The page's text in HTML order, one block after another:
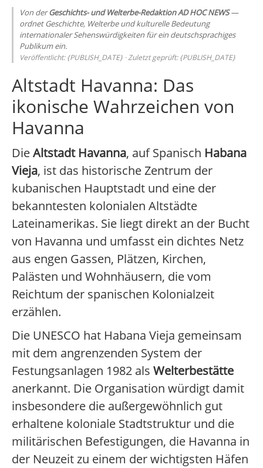
Von derGeschichts- und Welterbe-Redaktion AD HOC NEWS—
ordnet Geschichte, Welterbe und kulturelle Bedeutung
internationaler Sehenswürdigkeiten für ein deutschsprachiges
Publikum ein.
Veröffentlicht: {PUBLISH_DATE} · Zuletzt geprüft: {PUBLISH_DATE}
Altstadt Havanna: Das
ikonische Wahrzeichen von
Havanna
DieAltstadt Havanna, auf Spanisch Habana
Vieja, ist das historische Zentrum der
kubanischen Hauptstadt und eine der
bekanntesten kolonialen Altstädte
Lateinamerikas. Sie liegt direkt an der Bucht
von Havanna und umfasst ein dichtes Netz
aus engen Gassen, Plätzen, Kirchen,
Palästen und Wohnhäusern, die vom
Reichtum der spanischen Kolonialzeit
erzählen.
Die UNESCO hat Habana Vieja gemeinsam
mit dem angrenzenden System der
Festungsanlagen 1982 als Welterbestätte
anerkannt. Die Organisation würdigt damit
insbesondere die außergewöhnlich gut
erhaltene koloniale Stadtstruktur und die
militärischen Befestigungen, die Havanna in
der Neuzeit zu einem der wichtigsten Häfen